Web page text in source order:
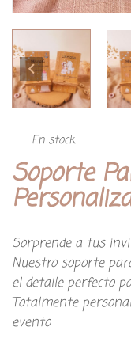
En stock
Soporte
Sorprende a tus
Nuestro soporte
el detalle perfecto
Totalmente
evento